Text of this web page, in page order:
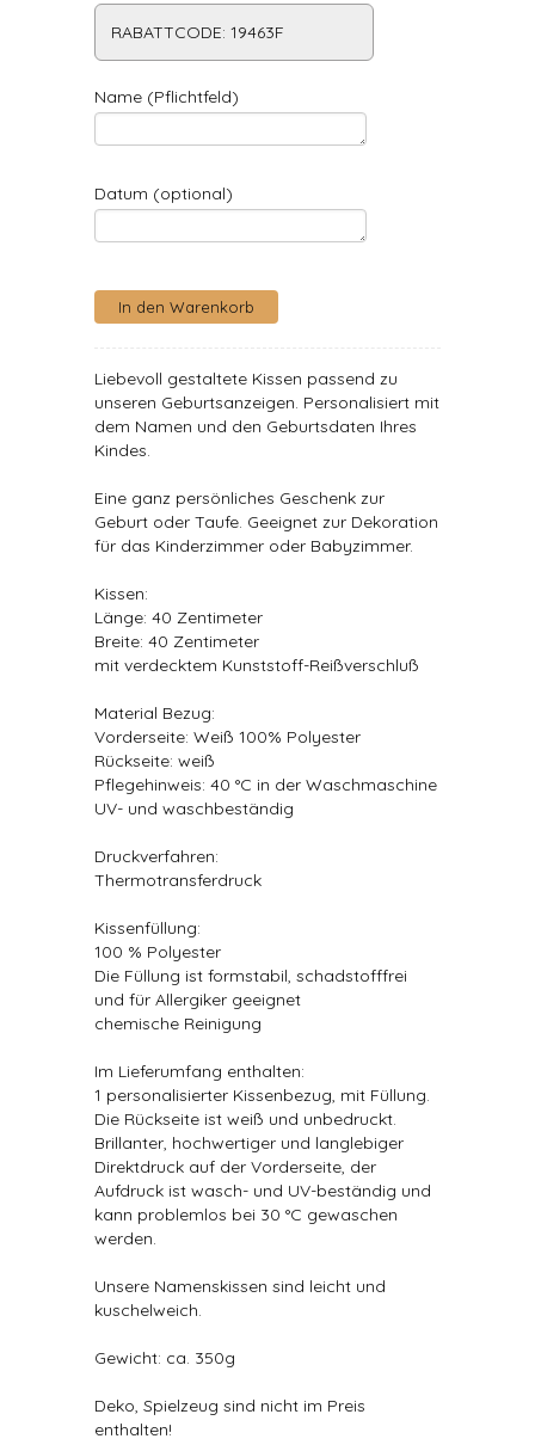
RABATTCODE: 19463F
Name (Pflichtfeld)
Datum (optional)
Liebevoll gestaltete Kissen passend zu
unseren Geburtsanzeigen. Personalisiert mit
dem Namen und den Geburtsdaten Ihres
Kindes.
Eine ganz persönliches Geschenk zur
Geburt oder Taufe. Geeignet zur Dekoration
für das Kinderzimmer oder Babyzimmer.
Kissen:
Länge: 40 Zentimeter
Breite: 40 Zentimeter
mit verdecktem Kunststoff-Reißverschluß
Material Bezug:
Vorderseite: Weiß 100% Polyester
Rückseite: weiß
Pflegehinweis: 40 °C in der Waschmaschine
UV- und waschbeständig
Druckverfahren:
Thermotransferdruck
Kissenfüllung:
100 % Polyester
Die Füllung ist formstabil, schadstofffrei
und für Allergiker geeignet
chemische Reinigung
Im Lieferumfang enthalten:
1 personalisierter Kissenbezug, mit Füllung.
Die Rückseite ist weiß und unbedruckt.
Brillanter, hochwertiger und langlebiger
Direktdruck auf der Vorderseite, der
Aufdruck ist wasch- und UV-beständig und
kann problemlos bei 30 °C gewaschen
werden.
Unsere Namenskissen sind leicht und
kuschelweich.
Gewicht: ca. 350g
Deko, Spielzeug sind nicht im Preis
enthalten!